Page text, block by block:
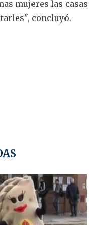
mujeres las casas
concluyó.